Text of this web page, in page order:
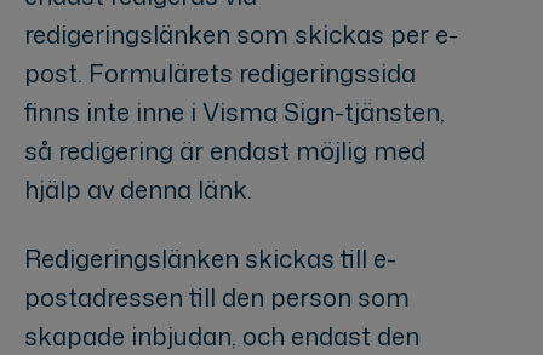
redigeringslänken som skickas per e-
post. Formulärets redigeringssida
finns inte inne i Visma Sign-tjänsten,
så redigering är endast möjlig med
hjälp av denna länk.
Redigeringslänken skickas till e-
postadressen till den person som
skapade inbjudan, och endast den